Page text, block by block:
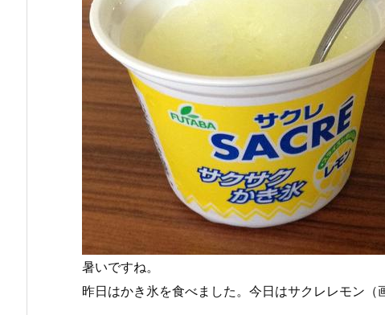
暑いですね。
昨日はかき氷を食べました。今日はサクレレモン（